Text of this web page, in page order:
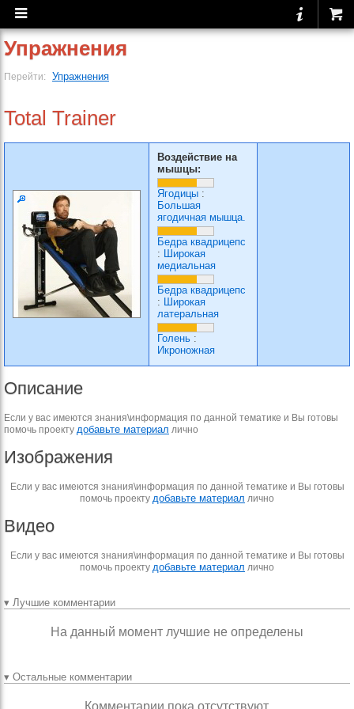
Упражнения
Перейти: Упражнения
Total Trainer
Воздействие на
мышцы:
Ягодицы :
Большая
ягодичная мышца.
Бедра квадрицепс
: Широкая
медиальная
Бедра квадрицепс
: Широкая
латеральная
Голень :
Икроножная
Описание
Если у вас имеются знания\информация по данной тематике и Вы готовы
помочь проекту добавьте материал лично
Изображения
Если у вас имеются знания\информация по данной тематике и Вы готовы
помочь проекту добавьте материал лично
Видео
Если у вас имеются знания\информация по данной тематике и Вы готовы
помочь проекту добавьте материал лично
▾ Лучшие комментарии
На данный момент лучшие не определены
▾ Остальные комментарии
Комментарии пока отсутствуют.